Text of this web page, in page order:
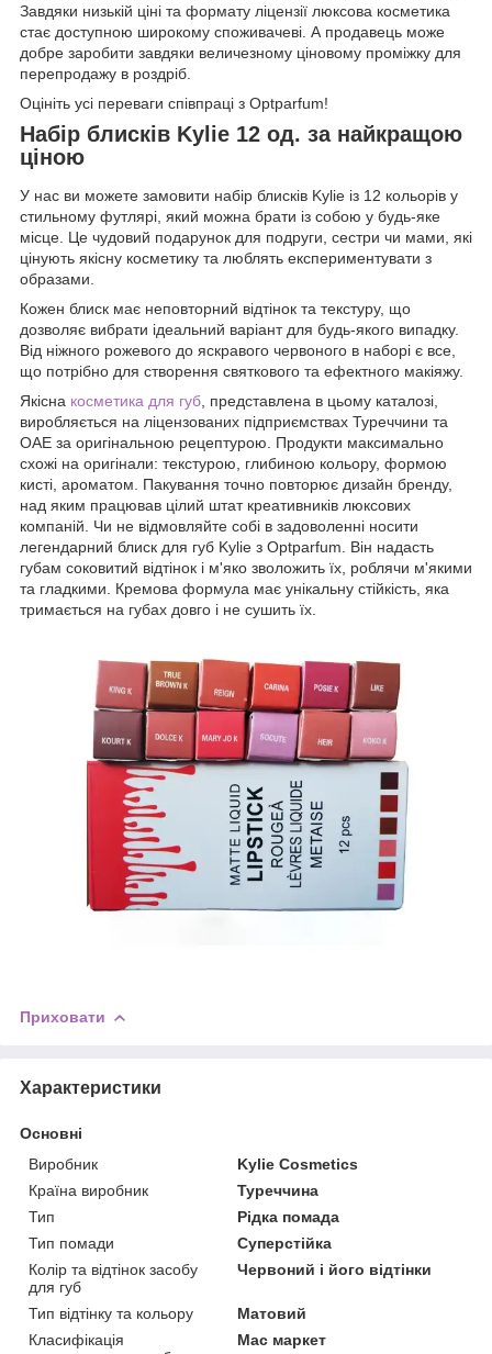
Завдяки низькій ціні та формату ліцензії люксова косметика
стає доступною широкому споживачеві. А продавець може
добре заробити завдяки величезному ціновому проміжку для
перепродажу в роздріб.
Оцініть усі переваги співпраці з Optparfum!
Набір блисків Kylie 12 од. за найкращою
ціною
У нас ви можете замовити набір блисків Kylie із 12 кольорів у
стильному футлярі, який можна брати із собою у будь-яке
місце. Це чудовий подарунок для подруги, сестри чи мами, які
цінують якісну косметику та люблять експериментувати з
образами.
Кожен блиск має неповторний відтінок та текстуру, що
дозволяє вибрати ідеальний варіант для будь-якого випадку.
Від ніжного рожевого до яскравого червоного в наборі є все,
що потрібно для створення святкового та ефектного макіяжу.
Якісна косметика для губ, представлена в цьому каталозі,
виробляється на ліцензованих підприємствах Туреччини та
ОАЕ за оригінальною рецептурою. Продукти максимально
схожі на оригінали: текстурою, глибиною кольору, формою
кисті, ароматом. Пакування точно повторює дизайн бренду,
над яким працював цілий штат креативників люксових
компаній. Чи не відмовляйте собі в задоволенні носити
легендарний блиск для губ Kylie з Optparfum. Він надасть
губам соковитий відтінок і м'яко зволожить їх, роблячи м'якими
та гладкими. Кремова формула має унікальну стійкість, яка
тримається на губах довго і не сушить їх.
Приховати
Характеристики
Основні
Виробник
Kylie Cosmetics
Країна виробник
Туреччина
Тип
Рідка помада
Тип помади
Суперстійка
Колір та відтінок засобу
для губ
Червоний і його відтінки
Тип відтінку та кольору
Матовий
Класифікація
Мас маркет